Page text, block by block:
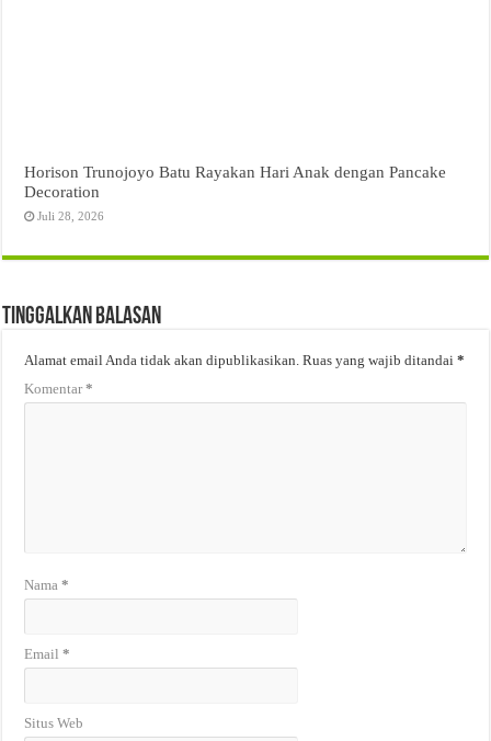
Horison Trunojoyo Batu Rayakan Hari Anak dengan Pancake
Decoration
Juli 28, 2026
Tinggalkan Balasan
Alamat email Anda tidak akan dipublikasikan. Ruas yang wajib ditandai*
Komentar*
Nama*
Email*
Situs Web